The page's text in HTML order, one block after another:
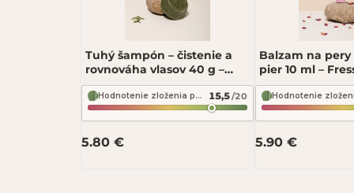
Odoslať recenziu
Recenzia bude
Tuhý šampón – čistenie a
rovnováha vlasov 40 g –
Fressia Bylinkový záhon
Hodnotenie zloženia podľa INCI Beauty 15,5/20
5.80 €
Balzam na pery
pier 10 ml –
5.90 €